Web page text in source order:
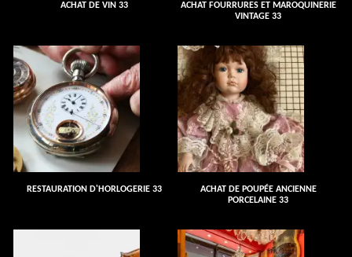
ACHAT DE VIN 33
ACHAT FOURRURES ET MAROQUINERIE
VINTAGE 33
RESTAURATION D'HORLOGERIE 33
ACHAT DE POUPÉE ANCIENNE
PORCELAINE 33